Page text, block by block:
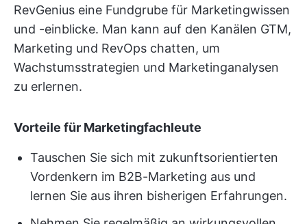
RevGenius eine Fundgrube für Marketingwissen
und -einblicke. Man kann auf den Kanälen GTM,
Marketing und RevOps chatten, um
Wachstumsstrategien und Marketinganalysen
zu erlernen.
Vorteile für Marketingfachleute
Tauschen Sie sich mit zukunftsorientierten
Vordenkern im B2B-Marketing aus und
lernen Sie aus ihren bisherigen Erfahrungen.